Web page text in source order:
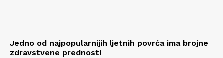
Jedno od najpopularnijih ljetnih povrća ima brojne
zdravstvene prednosti